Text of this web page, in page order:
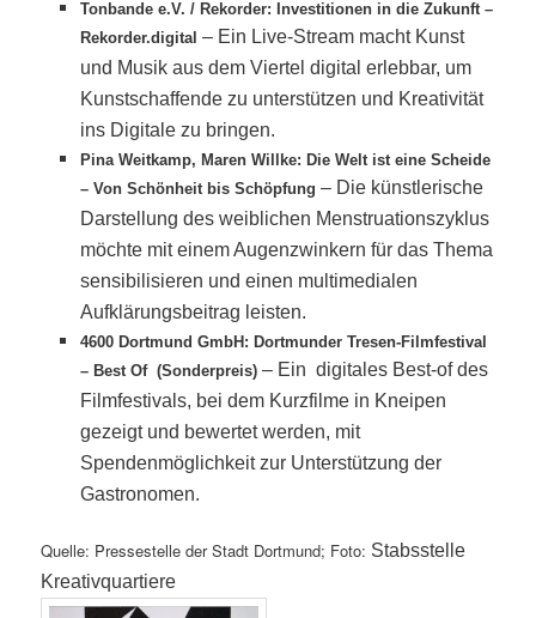
Tonbande e.V. / Rekorder: Investitionen in die Zukunft –
Rekorder.digital – Ein Live-Stream macht Kunst
und Musik aus dem Viertel digital erlebbar, um
Kunstschaffende zu unterstützen und Kreativität
ins Digitale zu bringen.
Pina Weitkamp, Maren Willke: Die Welt ist eine Scheide
– Von Schönheit bis Schöpfung – Die künstlerische
Darstellung des weiblichen Menstruationszyklus
möchte mit einem Augenzwinkern für das Thema
sensibilisieren und einen multimedialen
Aufklärungsbeitrag leisten.
4600 Dortmund GmbH: Dortmunder Tresen-Filmfestival
– Best Of (Sonderpreis) – Ein digitales Best-of des
Filmfestivals, bei dem Kurzfilme in Kneipen
gezeigt und bewertet werden, mit
Spendenmöglichkeit zur Unterstützung der
Gastronomen.
Quelle: Pressestelle der Stadt Dortmund; Foto: Stabsstelle
Kreativquartiere